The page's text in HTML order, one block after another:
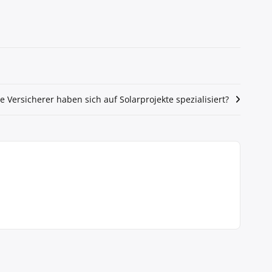
Versicherer haben sich auf Solarprojekte spezialisiert?